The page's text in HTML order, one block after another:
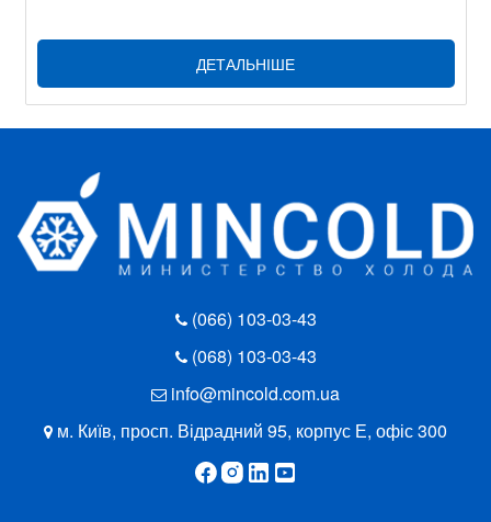
ДЕТАЛЬНІШЕ
(066) 103-03-43
(068) 103-03-43
info@mincold.com.ua
м. Київ, просп. Відрадний 95, корпус Е, офіс 300